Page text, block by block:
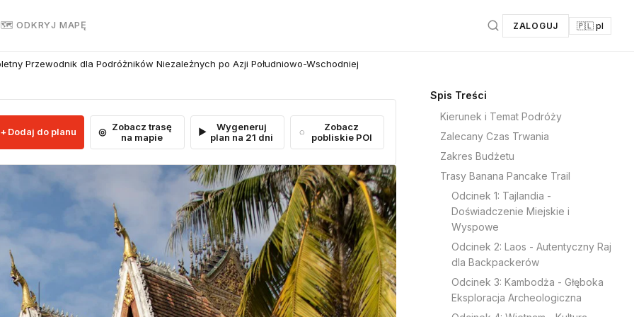
🗺 ODKRYJ MAPĘ ZALOGUJ 🇵🇱 pl
Przewodnik dla Podróżników Niezależnych po Azji Południowo-Wschodniej
Dodaj do planu
Zobacz trasę
na mapie
Wygeneruj
plan na 21 dni
Zobacz
pobliskie POI
Spis Treści
Kierunek i Temat Podróży
Zalecany Czas Trwania
Zakres Budżetu
Trasy Banana Pancake Trail
Odcinek 1: Tajlandia -
Doświadczenie Miejskie i
Wyspowe
Odcinek 2: Laos - Autentyczny Raj
dla Backpackerów
Odcinek 3: Kambodża - Głęboka
Eksploracja Archeologiczna